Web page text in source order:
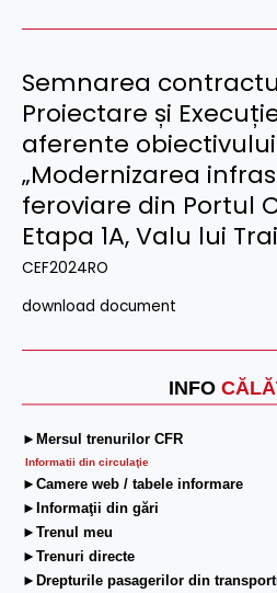
INFO
►Mersul trenurilor CFR
Informatii din circulaţie
►Camere web / tabele informare
►Informaţii din gări
►Trenul meu
►Trenuri directe
►Drepturile pasagerilor din
Semnarea
Proiectare și
aferente
„Modernizarea
feroviare din Portul
Etapa 1A, Valu lui
CEF2024RO
download document